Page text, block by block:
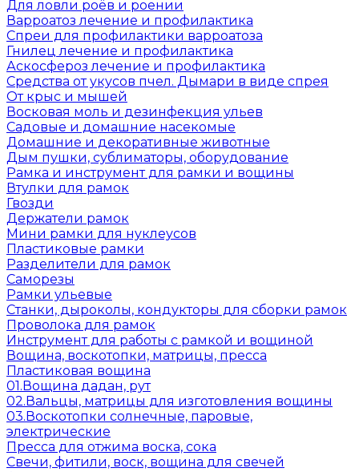
Для ловли роёв и роении
Варроатоз лечение и профилактика
Спреи для профилактики варроатоза
Гнилец лечение и профилактика
Аскосфероз лечение и профилактика
Средства от укусов пчел. Дымари в виде спрея
От крыс и мышей
Восковая моль и дезинфекция ульев
Садовые и домашние насекомые
Домашние и декоративные животные
Дым пушки, сублиматоры, оборудование
Рамка и инструмент для рамки и вощины
Втулки для рамок
Гвозди
Держатели рамок
Мини рамки для нуклеусов
Пластиковые рамки
Разделители для рамок
Саморезы
Рамки ульевые
Станки, дыроколы, кондукторы для сборки рамок
Проволока для рамок
Инструмент для работы с рамкой и вощиной
Вощина, воскотопки, матрицы, пресса
Пластиковая вощина
01.Вощина дадан, рут
02.Вальцы, матрицы для изготовления вощины
03.Воскотопки солнечные, паровые,
электрические
Пресса для отжима воска, сока
Свечи, фитили, воск, вощина для свечей